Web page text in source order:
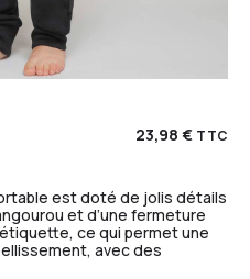
23,98 € TTC
est doté de jolis détails
et d’une fermeture
ce qui permet une
avec des